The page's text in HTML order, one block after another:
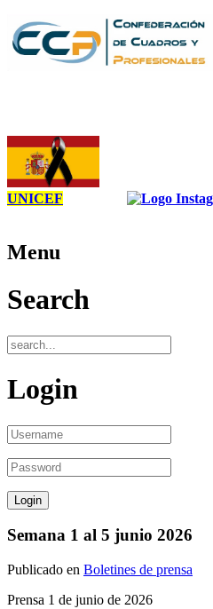
UNICEF
Menu
Search
Login
Semana 1 al 5 junio 2026
Publicado en Boletines de prensa
Prensa 1 de junio de 2026